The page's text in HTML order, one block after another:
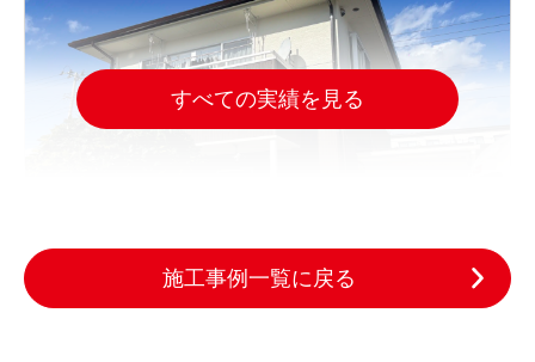
すべての実績を見る
施工事例一覧に戻る